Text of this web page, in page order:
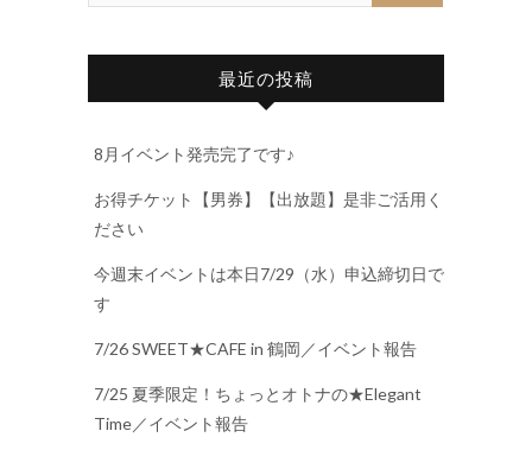
最近の投稿
8月イベント発売完了です♪
お得チケット【男券】【出放題】是非ご活用く
ださい
今週末イベントは本日7/29（水）申込締切日で
す
7/26 SWEET★CAFE in 鶴岡／イベント報告
7/25 夏季限定！ちょっとオトナの★Elegant
Time／イベント報告